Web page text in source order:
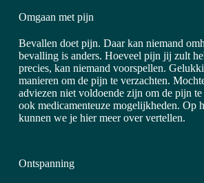
Omgaan met pijn
Bevallen doet pijn. Daar kan niemand
bevalling is anders. Hoeveel pijn jij zult
precies, kan niemand voorspellen.
manieren om de pijn te verzachten.
adviezen niet voldoende zijn om de pijn
ook medicamenteuze mogelijkheden. Op
kunnen we je hier meer over vertellen.
Ontspanning